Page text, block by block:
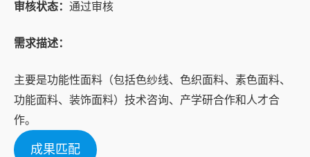
审核状态： 通过审核
需求描述：
主要是功能性面料（包括色纱线、色织面料、素色面料、
功能面料、装饰面料）技术咨询、产学研合作和人才合
作。
成果匹配